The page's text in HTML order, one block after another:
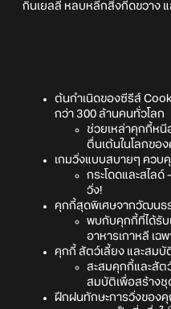
กินเยลลี่ หลบหลีกสิ่งกีดขวาง
ต้นกำเนิดของซีรีส์
กว่า 300 ล้านคนทั่วโลก
ช่วยเหล่าคุกกี้ห
ตื่นเต้นในโลกขอ
เกมวิ่งแบบสบายๆ ควบ
กระโดดและสไล
วิ่ง!
คุกกี้สุดพิเศษจากวัฒนธ
พบกับคุกกี้ที่ได้รับ
อาหารเกาหลี เฉ
คุกกี้ สัตว์เลี้ยง และสมบั
สะสมคุกกี้และสัต
สมบัติเพื่อสร้าง
ฝึกฝนทักษะการวิ่งของคุ